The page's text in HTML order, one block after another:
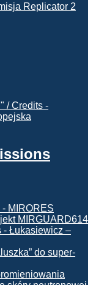
Replicator 2
MIRGUARD614
do super-